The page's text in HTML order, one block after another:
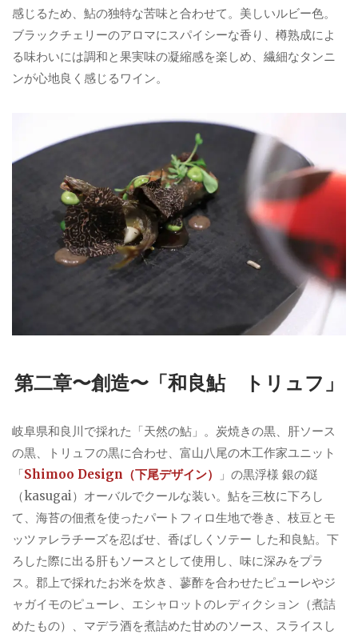
感じるため、鮎の独特な苦味と合わせて。美しいルビー色。
ブラックチェリーのアロマにスパイシーな香り、樽熟成によ
る味わいには調和と果実味の凝縮感を楽しめ、繊細なタンニ
ンが心地良く感じるワイン。
第二章〜創造〜「和良鮎 トリュフ」
岐阜県和良川で採れた「天然の鮎」。炭焼きの黒、肝ソース
の黒、トリュフの黒に合わせ、富山八尾の木工作家ユニット
「Shimoo Design（下尾デザイン）
」の黒浮様 銀の鎹
（kasugai）オーバルでクールな装い。鮎を三枚に下ろし
て、海苔の佃煮を使ったパートフィロ生地で巻き、枝豆とモ
ッツァレラチーズを忍ばせ、香ばしくソテー した和良鮎。下
ろした際に出る肝もソースとして使用し、味に深みをプラ
ス。郡上で採れたお米を炊き、蓼酢を合わせたピューレやジ
ャガイモのピューレ、エシャロットのレディクション（煮詰
めたもの）、マデラ酒を煮詰めた甘めのソース、スライスし